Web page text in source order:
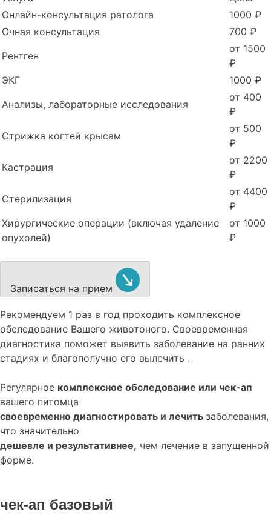
Онлайн-консультация ратолога
1000 ₽
Очная консультация
700 ₽
Рентген
от 1500
₽
ЭКГ
1000 ₽
Анализы, лабораторные исследования
от 400
₽
Стрижка когтей крысам
от 500
₽
Кастрация
от 2200
₽
Стерилизация
от 4400
₽
Хирургические операции (включая удаление
опухолей)
от 1000
₽
Записаться на прием
Рекомендуем 1 раз в год проходить комплексное
обследование Вашего животоного. Своевременная
диагностика поможет выявить заболевание на ранних
стадиях и благополучно его вылечить .
Регулярное комплексное обследование или чек-ап
вашего питомца
своевременно диагностировать и лечить заболевания,
что значительно
дешевле и результативнее, чем лечение в запущенной
форме.
чек-ап базовый